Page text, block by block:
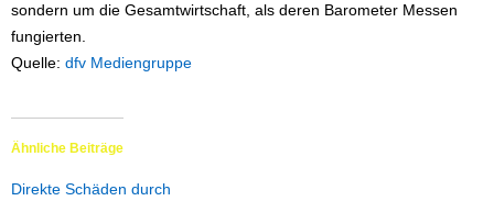
sondern um die Gesamtwirtschaft, als deren Barometer Messen
fungierten.
Quelle: dfv Mediengruppe
Ähnliche Beiträge
Direkte Schäden durch